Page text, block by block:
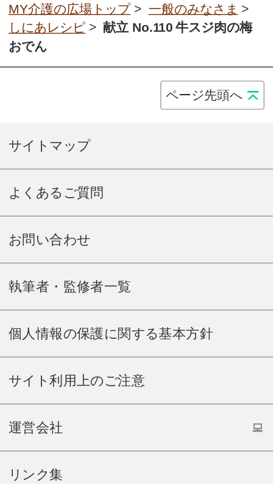
MY介護の広場トップ> 一般のみなさま >
しにあレシピ >献立 No.110 牛スジ肉の梅
おでん
ページ先頭へ
サイトマップ
よくあるご質問
お問い合わせ
執筆者・監修者一覧
個人情報の保護に関する基本方針
サイト利用上のご注意
運営会社
リンク集